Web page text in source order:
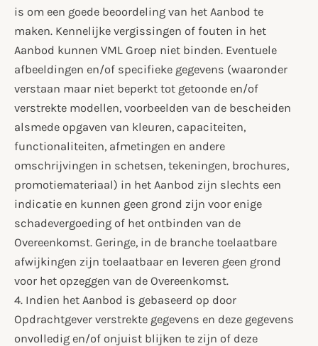
is om een goede beoordeling van het Aanbod te
maken. Kennelijke vergissingen of fouten in het
Aanbod kunnen VML Groep niet binden. Eventuele
afbeeldingen en/of specifieke gegevens (waaronder
verstaan maar niet beperkt tot getoonde en/of
verstrekte modellen, voorbeelden van de bescheiden
alsmede opgaven van kleuren, capaciteiten,
functionaliteiten, afmetingen en andere
omschrijvingen in schetsen, tekeningen, brochures,
promotiemateriaal) in het Aanbod zijn slechts een
indicatie en kunnen geen grond zijn voor enige
schadevergoeding of het ontbinden van de
Overeenkomst. Geringe, in de branche toelaatbare
afwijkingen zijn toelaatbaar en leveren geen grond
voor het opzeggen van de Overeenkomst.
4. Indien het Aanbod is gebaseerd op door
Opdrachtgever verstrekte gegevens en deze gegevens
onvolledig en/of onjuist blijken te zijn of deze